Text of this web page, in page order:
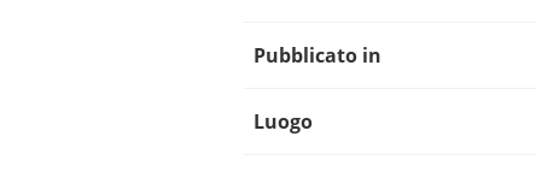
Pubblicato in
Luogo